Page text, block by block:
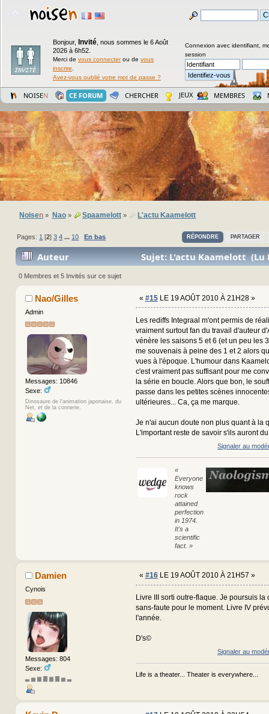
Bonjour, Invité nous sommes le 6 Août
2026 à 6h52.
Merci de vous connecterou de vous
inscrire
Avez-vous oublié votre mot de passe ?
Connexion avec identifiant,
session
NOISEN CE FORUM CHERCHER JEUX MEMBRES
Noisen » Nao» Spaamelott» L'actu Kaamelott
RÉPONDRE PARTAGER
Pages: 1 [2]3 4 ... 10 En bas
Auteur Sujet: L'actu Kaamelott (Lu
0 Membres et 5 Invités sur ce sujet
Nao/Gilles
Admin
Messages: 10846
Sexe:
Dinosaure de l'animation japonaise, du
Net, et de la connerie.
« #15LE 19 AOÛT 2010 À 21H28 »
Les rediffs Integraal m'ont permis de
vraiment surtout fan du travail d'auteur
vénère les saisons 5 et 6 (et un peu les
me souvenais à peine des 1 et 2 alors
vues à l'époque. L'humour dans
c'est vraiment pas suffisant pour me
la série en boucle. Alors que bon, le
passe dans les petites scènes
ultérieures... Ca, ça me marque.
Je n'ai aucun doute non plus quant à la
L'important reste de savoir s'ils auront
Signaler au
«
Everyone
knows
rock
attained
perfection
in 1974.
It's a
scientific
fact. »
Damien
Cynois
Messages: 804
Sexe:
▃ ▅ ▆ ▇ ▆ ▇ ▅ ▃
« #16LE 19 AOÛT 2010 À 21H57 »
Livre III sorti outre-flaque. Je poursuis la
sans-faute pour le moment. Livre IV
l'année.
D's©
Signaler au
Life is a theater... Theater is everywhere...